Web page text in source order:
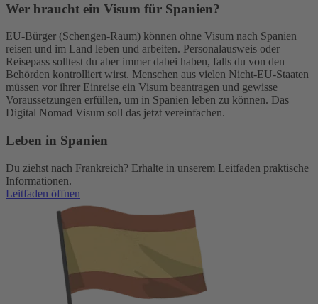
Wer braucht ein Visum für Spanien?
EU-Bürger (Schengen-Raum) können ohne Visum nach Spanien
reisen und im Land leben und arbeiten. Personalausweis oder
Reisepass solltest du aber immer dabei haben, falls du von den
Behörden kontrolliert wirst. Menschen aus vielen Nicht-EU-Staaten
müssen vor ihrer Einreise ein Visum beantragen und gewisse
Voraussetzungen erfüllen, um in Spanien leben zu können. Das
Digital Nomad Visum soll das jetzt vereinfachen.
Leben in Spanien
Du ziehst nach Frankreich? Erhalte in unserem Leitfaden praktische
Informationen.
Leitfaden öffnen